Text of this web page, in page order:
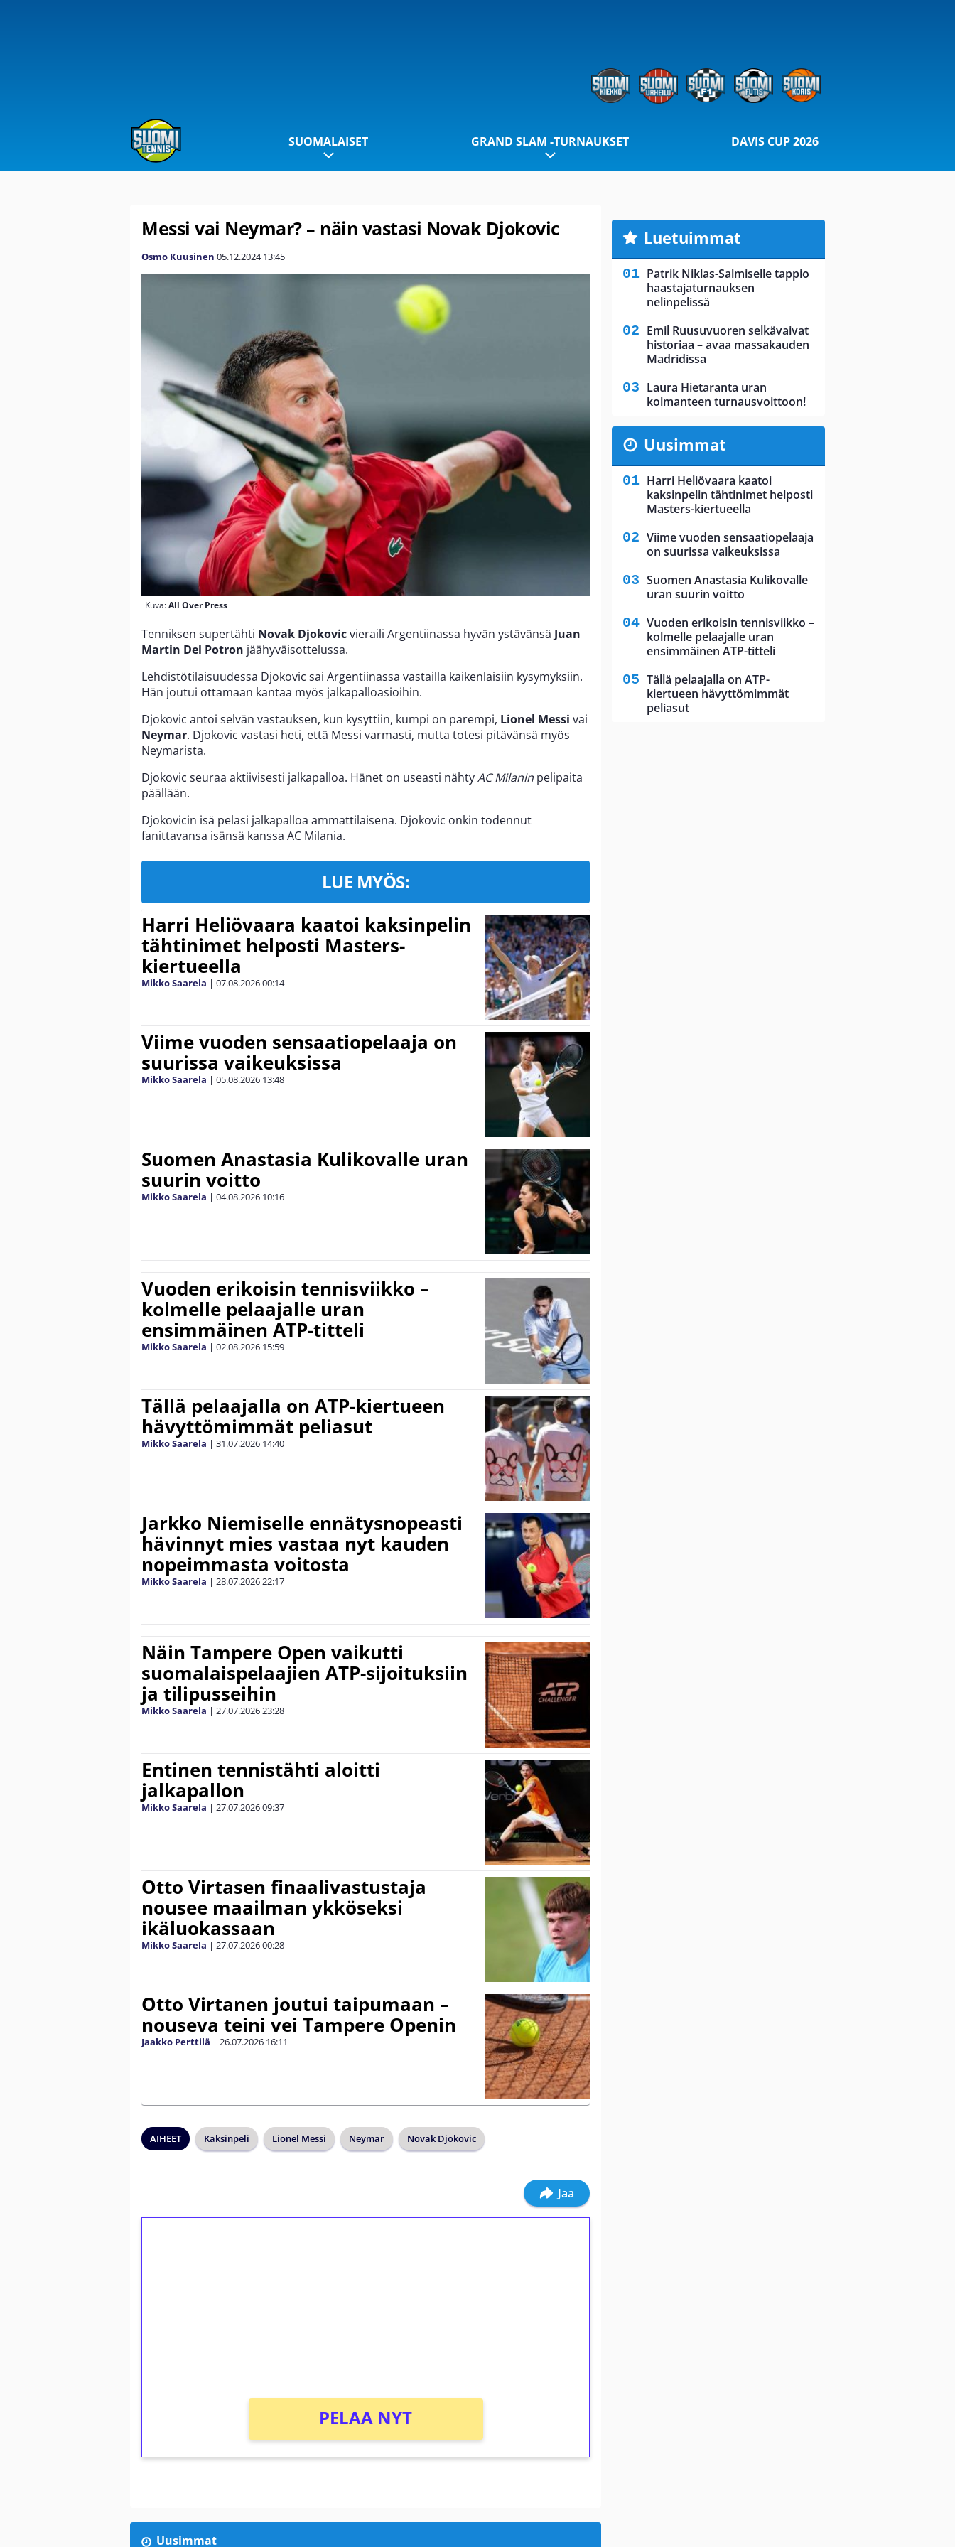
SUOMALAISET GRAND SLAM -TURNAUKSET DAVIS CUP 2026
Messi vai Neymar? – näin vastasi Novak Djokovic
Osmo Kuusinen 05.12.2024 13:45
Kuva:All Over Press
Tenniksen supertähti Novak Djokovicvieraili Argentiinassa hyvän ystävänsä Juan
Martin Del Potron jäähyväisottelussa.
Lehdistötilaisuudessa Djokovic sai Argentiinassa vastailla kaikenlaisiin kysymyksiin.
Hän joutui ottamaan kantaa myös jalkapalloasioihin.
Djokovic antoi selvän vastauksen, kun kysyttiin, kumpi on parempi, Lionel Messi vai
Neymar. Djokovic vastasi heti, että Messi varmasti, mutta totesi pitävänsä myös
Neymarista.
Djokovic seuraa aktiivisesti jalkapalloa. Hänet on useasti nähtyAC Milanin pelipaita
päällään.
Djokovicin isä pelasi jalkapalloa ammattilaisena. Djokovic onkin todennut
fanittavansa isänsä kanssa AC Milania.
LUE MYÖS:
Harri Heliövaara kaatoi kaksinpelin
tähtinimet helposti Masters-
kiertueella
Mikko Saarela | 07.08.202600:14
Viime vuoden sensaatiopelaaja on
suurissa vaikeuksissa
Mikko Saarela | 05.08.2026 13:48
Suomen Anastasia Kulikovalle uran
suurin voitto
Mikko Saarela | 04.08.2026 10:16
Vuoden erikoisin tennisviikko –
kolmelle pelaajalle uran
ensimmäinen ATP-titteli
Mikko Saarela | 02.08.2026 15:59
Tällä pelaajalla on ATP-kiertueen
hävyttömimmät peliasut
Mikko Saarela | 31.07.2026 14:40
Jarkko Niemiselle ennätysnopeasti
hävinnyt mies vastaa nyt kauden
nopeimmasta voitosta
Mikko Saarela | 28.07.202622:17
Näin Tampere Open vaikutti
suomalaispelaajien ATP-sijoituksiin
ja tilipusseihin
Mikko Saarela | 27.07.202623:28
Entinen tennistähti aloitti
jalkapallon
Mikko Saarela | 27.07.202609:37
Otto Virtasen finaalivastustaja
nousee maailman ykköseksi
ikäluokassaan
Mikko Saarela | 27.07.202600:28
Otto Virtanen joutui taipumaan –
nouseva teini vei Tampere Openin
Jaakko Perttilä | 26.07.2026 16:11
AIHEET Kaksinpeli Lionel Messi Neymar Novak Djokovic
Jaa
PELAA NYT
Uusimmat
Luetuimmat
Patrik Niklas-Salmiselle tappio
haastajaturnauksen
nelinpelissä
Emil Ruusuvuoren selkävaivat
historiaa – avaa massakauden
Madridissa
Laura Hietaranta uran
kolmanteen turnausvoittoon!
Uusimmat
Harri Heliövaara kaatoi
kaksinpelin tähtinimet helposti
Masters-kiertueella
Viime vuoden sensaatiopelaaja
on suurissa vaikeuksissa
Suomen Anastasia Kulikovalle
uran suurin voitto
Vuoden erikoisin tennisviikko –
kolmelle pelaajalle uran
ensimmäinen ATP-titteli
Tällä pelaajalla on ATP-
kiertueen hävyttömimmät
peliasut